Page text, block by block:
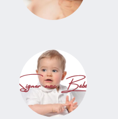
Signer avec Bébé